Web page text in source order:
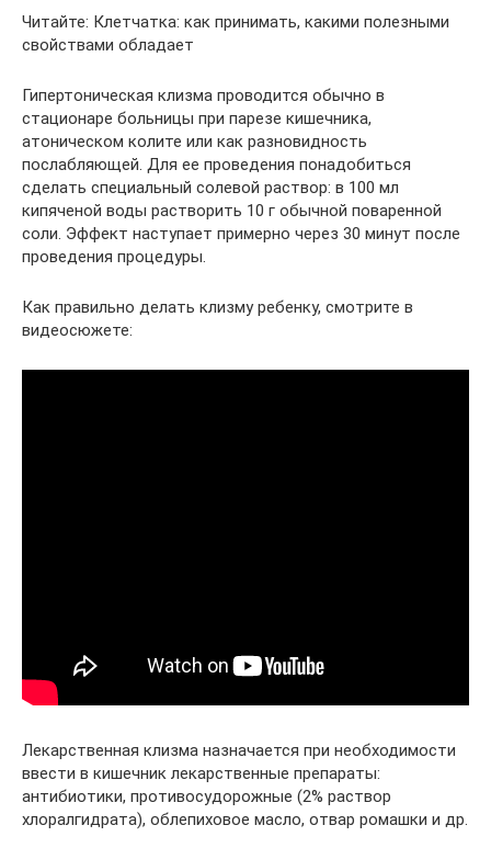
Читайте: Клетчатка: как принимать, какими полезными
свойствами обладает
Гипертоническая клизма проводится обычно в
стационаре больницы при парезе кишечника,
атоническом колите или как разновидность
послабляющей. Для ее проведения понадобиться
сделать специальный солевой раствор: в 100 мл
кипяченой воды растворить 10 г обычной поваренной
соли. Эффект наступает примерно через 30 минут после
проведения процедуры.
Как правильно делать клизму ребенку, смотрите в
видеосюжете:
Лекарственная клизма назначается при необходимости
ввести в кишечник лекарственные препараты:
антибиотики, противосудорожные (2% раствор
хлоралгидрата), облепиховое масло, отвар ромашки и др.